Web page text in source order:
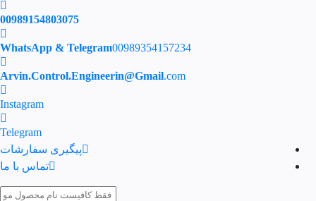
00989154803075
WhatsApp & Telegram00989354157234
Arvin.Control.Engineerin@Gmail.com
Instagram
Telegram
پیگیری سفارشات
تماس با ما